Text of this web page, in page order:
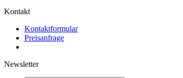
Kontakt
Kontaktformular
Preisanfrage
Newsletter